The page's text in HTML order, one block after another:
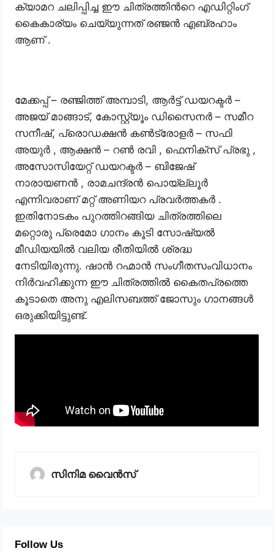
ക്യാമറ ചലിപ്പിച്ച ഈ ചിത്രത്തിൻറെ എഡിറ്റിംഗ്
കൈകാര്യം ചെയ്യുന്നത് രഞ്ജൻ എബ്രഹാം
ആണ് .
മേക്കപ്പ് – രഞ്ജിത്ത് അമ്പാടി, ആർട്ട് ഡയറക്ടർ –
അജയ് മാങ്ങാട്, കോസ്റ്റ്യൂം ഡിസൈനർ – സമീറ
സനീഷ്, പ്രൊഡക്ഷൻ കൺട്രോളർ – സഫി
അയുർ , ആക്ഷൻ – റൺ രവി , ഫെനിക്സ് പ്രഭു ,
അസോസിയേറ്റ് ഡയറക്ടർ – ബിജേഷ്
നാരായണൻ , രാമചന്ദ്രൻ പൊയ്ല്ലൂർ
എന്നിവരാണ് മറ്റ് അണിയറ പ്രവർത്തകർ .
ഇതിനോടകം പുറത്തിറങ്ങിയ ചിത്രത്തിലെ
മറ്റൊരു പ്രെമോ ഗാനം കൂടി സോഷ്യൽ
മീഡിയയിൽ വലിയ രീതിയിൽ ശ്രദ്ധ
നേടിയിരുന്നു. ഷാൻ റഹ്മാൻ സംഗീതസംവിധാനം
നിർവഹിക്കുന്ന ഈ ചിത്രത്തിൽ കൈതപ്രത്തെ
കൂടാതെ അനു എലിസബത്ത് ജോസും ഗാനങ്ങൾ
ഒരുക്കിയിട്ടുണ്ട്.
സിനിമ വൈൻസ്
Follow Us